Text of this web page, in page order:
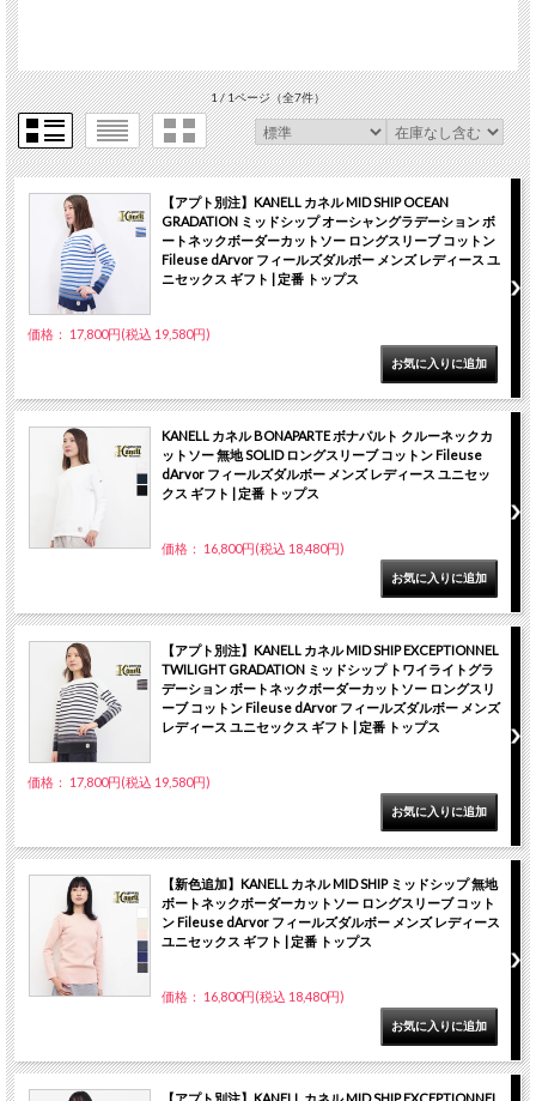
1 / 1ページ（全7件）
【アプト別注】KANELL カネル MID SHIP OCEAN
GRADATION ミッドシップ オーシャングラデーション ボ
ートネックボーダーカットソー ロングスリーブ コットン
Fileuse dArvor フィールズダルボー メンズ レディース ユ
ニセックス ギフト | 定番 トップス
価格： 17,800円(税込 19,580円)
KANELL カネル BONAPARTE ボナパルト クルーネックカ
ットソー 無地 SOLID ロングスリーブ コットン Fileuse
dArvor フィールズダルボー メンズ レディース ユニセッ
クス ギフト | 定番 トップス
価格： 16,800円(税込 18,480円)
【アプト別注】KANELL カネル MID SHIP EXCEPTIONNEL
TWILIGHT GRADATION ミッドシップ トワイライトグラ
デーション ボートネックボーダーカットソー ロングスリ
ーブ コットン Fileuse dArvor フィールズダルボー メンズ
レディース ユニセックス ギフト | 定番 トップス
価格： 17,800円(税込 19,580円)
【新色追加】KANELL カネル MID SHIP ミッドシップ 無地
ボートネックボーダーカットソー ロングスリーブ コット
ン Fileuse dArvor フィールズダルボー メンズ レディース
ユニセックス ギフト | 定番 トップス
価格： 16,800円(税込 18,480円)